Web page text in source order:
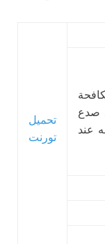
تحميل
تورنت
صدع
عند